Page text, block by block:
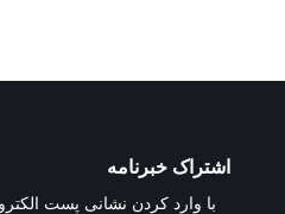
اشتراک خبرنامه
با وارد کردن نشانی پست